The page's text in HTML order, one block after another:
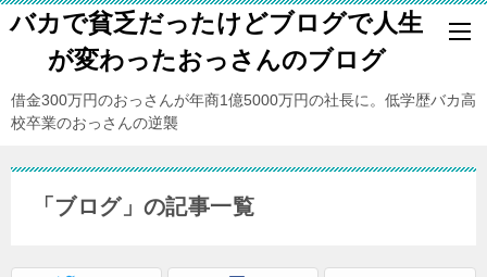
バカで貧乏だったけどブログで人生
が変わったおっさんのブログ
借金300万円のおっさんが年商1億5000万円の社長に。低学歴バカ高
校卒業のおっさんの逆襲
「ブログ」の記事一覧